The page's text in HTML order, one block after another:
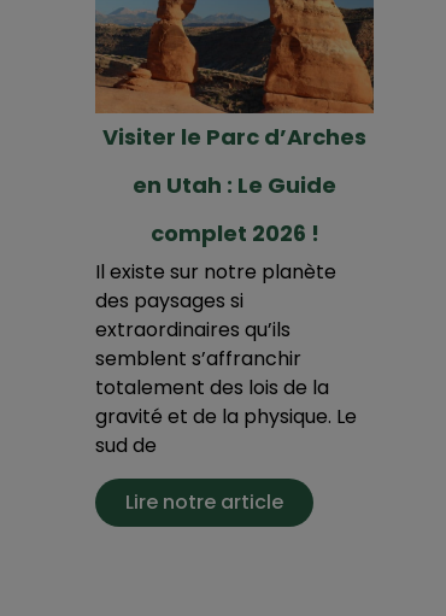
Visiter le Parc d’Arches
en Utah : Le Guide
complet 2026 !
Il existe sur notre planète
des paysages si
extraordinaires qu’ils
semblent s’affranchir
totalement des lois de la
gravité et de la physique. Le
sud de
Lire notre article